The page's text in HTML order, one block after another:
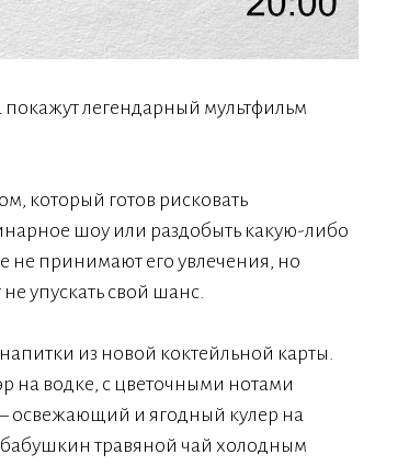
покажут легендарный мультфильм
который готов рисковать
шоу или раздобыть какую-либо
не принимают его увлечения, но
упускать свой шанс.
из новой коктейльной карты.
на водке, с цветочными нотами
освежающий и ягодный кулер на
травяной чай холодным